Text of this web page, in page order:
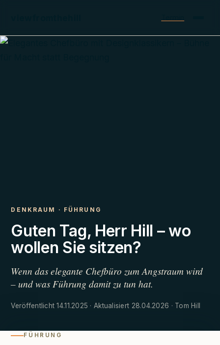
DENKRAUM · FÜHRUNG
Guten Tag, Herr Hill – wo
wollen Sie sitzen?
Wenn das elegante Chefbüro zum Angstraum wird
– und was Führung damit zu tun hat.
Veröffentlicht 14.11.2025 · Aktualisiert 28.04.2026 · Tom Hill
FÜHRUNG